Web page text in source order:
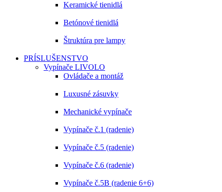
Keramické tienidlá
Betónové tienidlá
Štruktúra pre lampy
PRÍSLUŠENSTVO
Vypínače LIVOLO
Ovládače a montáž
Luxusné zásuvky
Mechanické vypínače
Vypínače č.1 (radenie)
Vypínače č.5 (radenie)
Vypínače č.6 (radenie)
Vypínače č.5B (radenie 6+6)